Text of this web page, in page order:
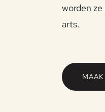
worden
arts.